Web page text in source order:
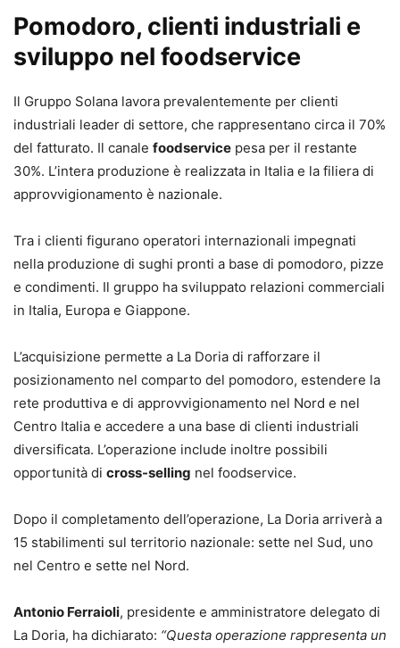
Pomodoro, clienti industriali e
sviluppo nel foodservice
Il Gruppo Solana lavora prevalentemente per clienti
industriali leader di settore, che rappresentano circa il 70%
del fatturato. Il canale foodservice pesa per il restante
30%. L’intera produzione è realizzata in Italia e la filiera di
approvvigionamento è nazionale.
Tra i clienti figurano operatori internazionali impegnati
nella produzione di sughi pronti a base di pomodoro, pizze
e condimenti. Il gruppo ha sviluppato relazioni commerciali
in Italia, Europa e Giappone.
L’acquisizione permette a La Doria di rafforzare il
posizionamento nel comparto del pomodoro, estendere la
rete produttiva e di approvvigionamento nel Nord e nel
Centro Italia e accedere a una base di clienti industriali
diversificata. L’operazione include inoltre possibili
opportunità di cross-selling nel foodservice.
Dopo il completamento dell’operazione, La Doria arriverà a
15 stabilimenti sul territorio nazionale: sette nel Sud, uno
nel Centro e sette nel Nord.
Antonio Ferraioli, presidente e amministratore delegato di
La Doria, ha dichiarato: “Questa operazione rappresenta un